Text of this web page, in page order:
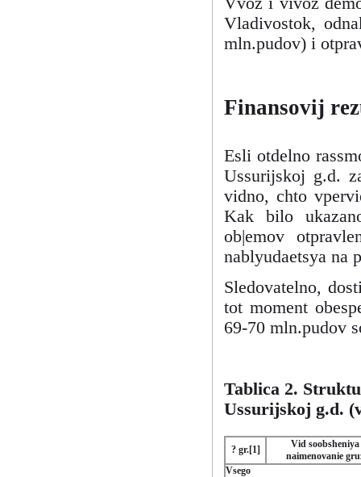
Vladivostok,
mln.pudov) i
Finansovij
Esli otdelno
Ussurijskoj g.d.
vidno, chto
Kak bilo
ob|emov
nablyudaetsya na
Sledovatelno,
tot moment
69-70 mln.pudov
Tablica 2.
Ussurijskoj g.d.
? gr.[1]
Vid soobsheniya
naimenovanie
Vsego